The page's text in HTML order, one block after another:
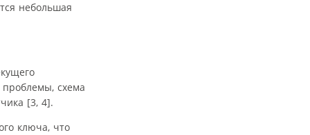
небольшая
схема
[3, 4].
ключа, что